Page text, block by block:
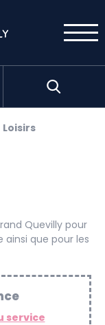
Loisirs
Quevilly pour
ainsi que pour les
service